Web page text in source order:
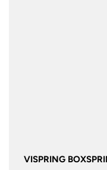
VISPRING